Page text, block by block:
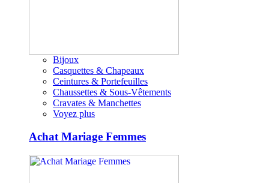
Bijoux
Casquettes & Chapeaux
Ceintures & Portefeuilles
Chaussettes & Sous-Vêtements
Cravates & Manchettes
Voyez plus
Achat Mariage Femmes